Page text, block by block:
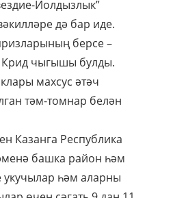
Йолдызлык”
дә бар иде.
берсе –
Крид чыгышы булды.
махсус әтәч
тәм-томнар белән
Казанга Республика
башка район һәм
һәм аларны